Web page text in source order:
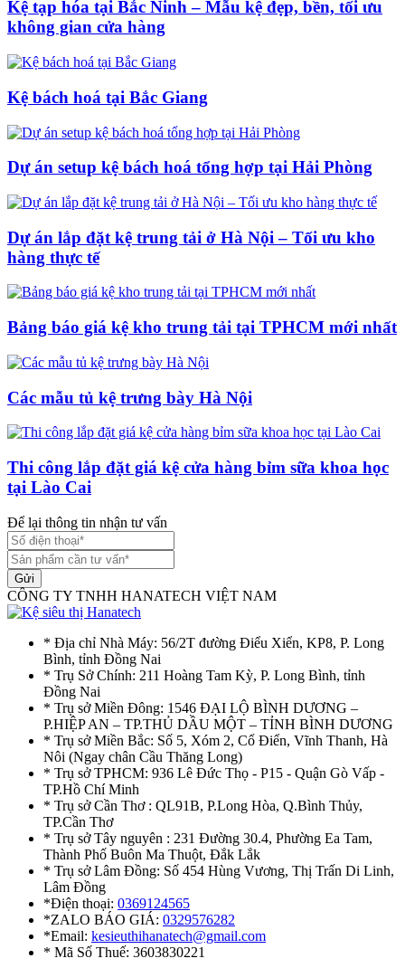
Kệ tạp hóa tại Bắc Ninh – Mẫu kệ đẹp, bền, tối ưu
không gian cửa hàng
Kệ bách hoá tại Bắc Giang
Dự án setup kệ bách hoá tổng hợp tại Hải Phòng
Dự án lắp đặt kệ trung tải ở Hà Nội – Tối ưu kho
hàng thực tế
Bảng báo giá kệ kho trung tải tại TPHCM mới nhất
Các mẫu tủ kệ trưng bày Hà Nội
Thi công lắp đặt giá kệ cửa hàng bỉm sữa khoa học
tại Lào Cai
Để lại thông tin nhận tư vấn
Gửi
CÔNG TY TNHH HANATECH VIỆT NAM
* Địa chỉ Nhà Máy: 56/2T đường Điểu Xiển, KP8, P. Long
Bình, tỉnh Đồng Nai
* Trụ Sở Chính: 211 Hoàng Tam Kỳ, P. Long Bình, tỉnh
Đồng Nai
* Trụ sở Miền Đông: 1546 ĐẠI LỘ BÌNH DƯƠNG –
P.HIỆP AN – TP.THỦ DẦU MỘT – TỈNH BÌNH DƯƠNG
* Trụ sở Miền Bắc: Số 5, Xóm 2, Cổ Điển, Vĩnh Thanh, Hà
Nôi (Ngay chân Cầu Thăng Long)
* Trụ sở TPHCM: 936 Lê Đức Thọ - P15 - Quận Gò Vấp -
TP.Hồ Chí Minh
* Trụ sở Cần Thơ : QL91B, P.Long Hòa, Q.Bình Thủy,
TP.Cần Thơ
* Trụ sở Tây nguyên : 231 Đường 30.4, Phường Ea Tam,
Thành Phố Buôn Ma Thuột, Đắk Lắk
* Trụ sở Lâm Đồng: Số 454 Hùng Vương, Thị Trấn Di Linh,
Lâm Đồng
*Điện thoại: 0369124565
*ZALO BÁO GIÁ: 0329576282
*Email: kesieuthihanatech@gmail.com
* Mã Số Thuế: 3603830221